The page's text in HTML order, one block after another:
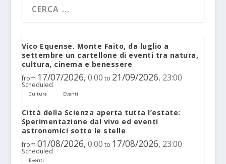
Vico Equense. Monte Faito, da luglio a
settembre un cartellone di eventi tra natura,
cultura, cinema e benessere
from 17/07/2026, 0:00 to 21/09/2026, 23:00
Scheduled
Cultura Eventi
Città della Scienza aperta tutta l’estate:
Sperimentazione dal vivo ed eventi
astronomici sotto le stelle
from 01/08/2026, 0:00 to 17/08/2026, 23:00
Scheduled
Eventi